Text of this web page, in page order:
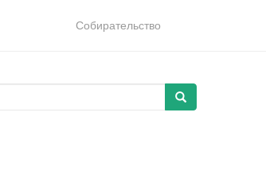
Собирательство